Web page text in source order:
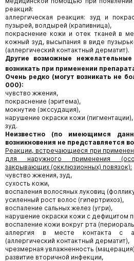
реакций:
аллергическая реакция: зуд и
пузырей, волдырей (крапивница),
покраснение кожи и отек тканей в
кожный зуд, высыпания в виде
(аллергический контактный дерматит).
Другие возможные
возникать при применении
Очень редко (могут возникать не
000):
чувство жжения,
покраснение (эритема),
мокнутие (экссудация),
нарушение окраски кожи (пигментации),
зуд.
Неизвестно (по имеющимся
возникновения не представляется
Реакции, встречающиеся при
для наружного применения
закрывающих (окклюзионных) повязок):
чувство жжения, зуд,
сухость кожи,
воспаления волосяных луковиц
усиленный рост волос (гипертрихоз),
воспаление сальных желез (угри),
нарушение окраски кожи с дефицитом
воспаление кожи вокруг рта
аллергия в месте контакта с
(аллергический контактный дерматит),
чрезмерная увлажненность
развитие вторичной инфекции,